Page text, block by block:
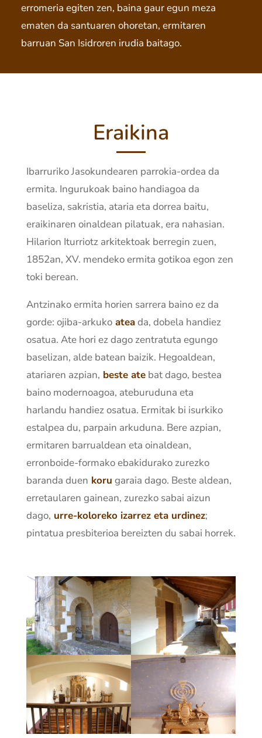
erromeria egiten zen, baina gaur egun meza
ematen da santuaren ohoretan, ermitaren
barruan San Isidroren irudia baitago.
Eraikina
Ibarruriko Jasokundearen parrokia-ordea da
ermita. Ingurukoak baino handiagoa da
baseliza, sakristia, ataria eta dorrea baitu,
eraikinaren oinaldean pilatuak, era nahasian.
Hilarion Iturriotz arkitektoak berregin zuen,
1852an, XV. mendeko ermita gotikoa egon zen
toki berean.
Antzinako ermita horien sarrera baino ez da
gorde: ojiba-arkuko ateada, dobela handiez
osatua. Ate hori ez dago zentratuta egungo
baselizan, alde batean baizik. Hegoaldean,
atariaren azpian, beste atebat dago, bestea
baino modernoagoa, ateburuduna eta
harlandu handiez osatua. Ermitak bi isurkiko
estalpea du, parpain arkuduna. Bere azpian,
ermitaren barrualdean eta oinaldean,
erronboide-formako ebakidurako zurezko
baranda duen koru garaia dago. Beste aldean,
erretaularen gainean, zurezko sabai aizun
dago, urre-koloreko izarrez eta urdinez;
pintatua presbiterioa bereizten du sabai horrek.